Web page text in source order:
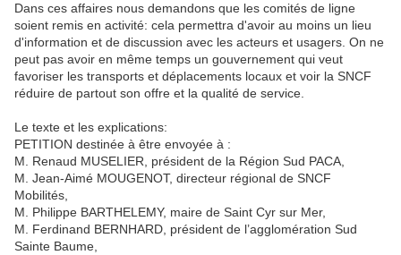
Dans ces affaires nous demandons que les comités de ligne
soient remis en activité: cela permettra d'avoir au moins un lieu
d'information et de discussion avec les acteurs et usagers. On ne
peut pas avoir en même temps un gouvernement qui veut
favoriser les transports et déplacements locaux et voir la SNCF
réduire de partout son offre et la qualité de service.
Le texte et les explications:
PETITION destinée à être envoyée à :
M. Renaud MUSELIER, président de la Région Sud PACA,
M. Jean-Aimé MOUGENOT, directeur régional de SNCF
Mobilités,
M. Philippe BARTHELEMY, maire de Saint Cyr sur Mer,
M. Ferdinand BERNHARD, président de l’agglomération Sud
Sainte Baume,